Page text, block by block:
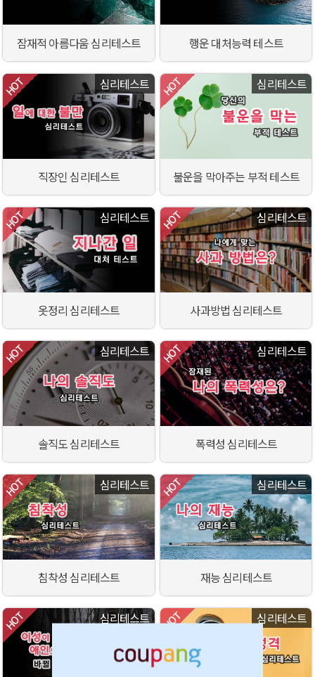
잠재적 아름다움 심리테스트 행운 대처능력 테스트
심리테스트
직장인 심리테스트
심리테스트
불운을 막아주는 부적 테스트
심리테스트
옷정리 심리테스트
심리테스트
사과방법 심리테스트
심리테스트
솔직도 심리테스트
심리테스트
폭력성 심리테스트
심리테스트
침착성 심리테스트
심리테스트
재능 심리테스트
심리테스트 심리테스트